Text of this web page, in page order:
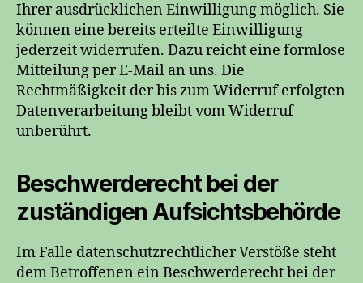
Ihrer ausdrücklichen Einwilligung möglich. Sie
können eine bereits erteilte Einwilligung
jederzeit widerrufen. Dazu reicht eine formlose
Mitteilung per E-Mail an uns. Die
Rechtmäßigkeit der bis zum Widerruf erfolgten
Datenverarbeitung bleibt vom Widerruf
unberührt.
Beschwerderecht bei der
zuständigen Aufsichtsbehörde
Im Falle datenschutzrechtlicher Verstöße steht
dem Betroffenen ein Beschwerderecht bei der